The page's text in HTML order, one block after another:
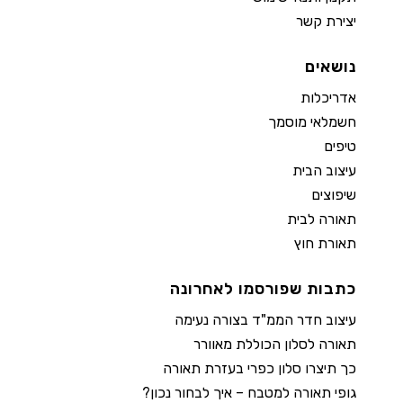
יצירת קשר
נושאים
אדריכלות
חשמלאי מוסמך
טיפים
עיצוב הבית
שיפוצים
תאורה לבית
תאורת חוץ
כתבות שפורסמו לאחרונה
עיצוב חדר הממ"ד בצורה נעימה
תאורה לסלון הכוללת מאוורר
כך תיצרו סלון כפרי בעזרת תאורה
גופי תאורה למטבח – איך לבחור נכון?